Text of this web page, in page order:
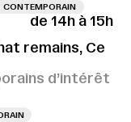
CONTEMPORAIN
de 14h à 15h
remains, Ce
d’intérêt